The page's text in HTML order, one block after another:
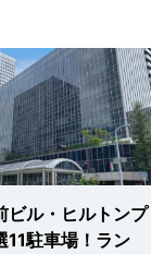
ビル・ヒルトンプ
11駐車場！ラン